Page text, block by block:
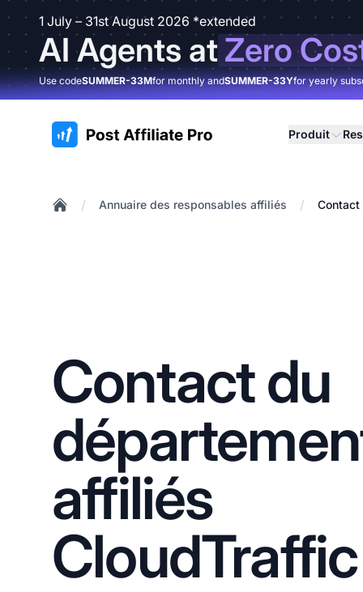
1 July – 31st August 2026 *extended
AI Agents atZero
Use codeSUMMER-33Mfor monthly andSUMMER-33Yfor yearly
:site.title Produit
/ Annuaire des responsables affiliés /
Contact du
affiliés
CloudTraffic